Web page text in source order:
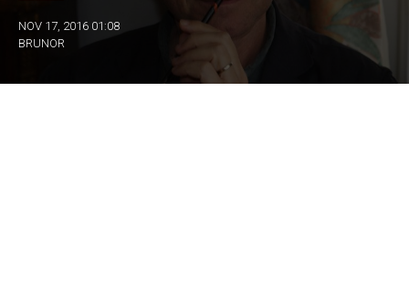
NOV 17, 2016 01:08
BRUNOR